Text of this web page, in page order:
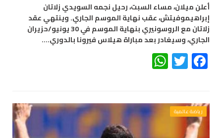
أعلن ميلان، مساء السبت، رحيل نجمه السويدي زلاتان
إبراهيموفيتش، عقب نهاية الموسم الجاري. وينتهي عقد
زلاتان مع الروسونيري بنهاية الموسم في 30 يونيو/حزيران
الجاري، وسيغادر بعد مباراة هيلاس فيرونا بالدوري.…
Facebook
Twitter
رياضة عالمية